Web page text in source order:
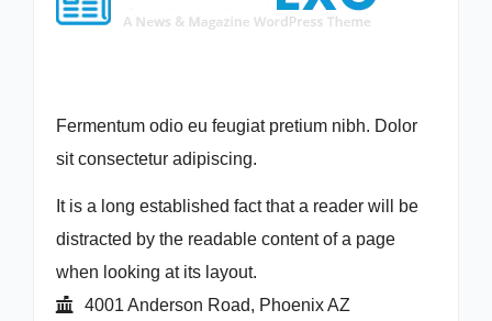
Fermentum odio eu feugiat pretium nibh. Dolor
sit consectetur adipiscing.
It is a long established fact that a reader will be
distracted by the readable content of a page
when looking at its layout.
4001 Anderson Road, Phoenix AZ